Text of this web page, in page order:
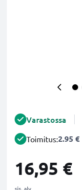
Varastossa
Toimitus:2.95 €
16,95 €